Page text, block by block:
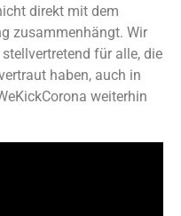
direkt mit dem
zusammenhängt. Wir
für alle, die
haben, auch in
weiterhin